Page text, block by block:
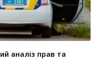
аналіз прав та